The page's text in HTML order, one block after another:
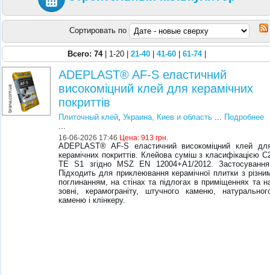
Сортировать по
Всего: 74| 1-20 | 21-40 41-60 61-74|
ADEPLAST® AF-S еластичний
високоміцний клей для керамічних
покриттів
Плиточный клей,Украина, Киев и область ... Подробнее
...
16-06-2026 17:46 Цена:913 грн.
ADEPLAST® AF-S еластичний високоміцний клей
керамічних покриттів. Клейова суміш з класифікацією
TE S1 згідно MSZ EN 12004+A1/2012.
Підходить для приклеювання керамічної плитки з
поглинанням, на стінах та підлогах в приміщеннях та
зовні, керамограніту, штучного каменю,
каменю і клінкеру.